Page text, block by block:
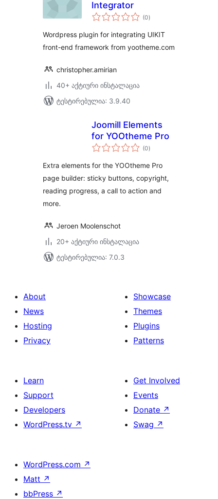
Integrator
(0საერთო
რეიტინგი
)
Wordpress plugin for integrating UIKIT
front-end framework from yootheme.com
christopher.amirian
40+ აქტიური ინსტალაცია
ტესტირებულია: 3.9.40
Joomill Elements
for YOOtheme Pro
(0საერთო
რეიტინგი
)
Extra elements for the YOOtheme Pro
page builder: sticky buttons, copyright,
reading progress, a call to action and
more.
Jeroen Moolenschot
20+ აქტიური ინსტალაცია
ტესტირებულია: 7.0.3
About
News
Hosting
Privacy
Showcase
Themes
Plugins
Patterns
Learn
Support
Developers
WordPress.tv ↗
Get Involved
Events
Donate ↗
Swag ↗
WordPress.com ↗
Matt ↗
bbPress ↗